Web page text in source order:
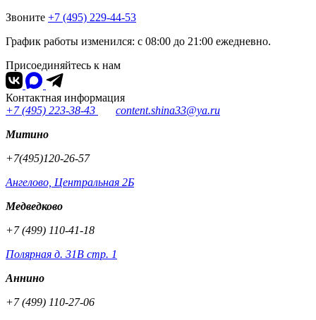
Звоните +7 (495) 229-44-53
График работы изменился: с 08:00 до 21:00 ежедневно.
Присоединяйтесь к нам
Контактная информация
+7 (495) 223-38-43
content.shina33@ya.ru
Митино
+7(495)120-26-57
Ангелово, Центральная 2Б
Медведково
+7 (499) 110-41-18
Полярная д. 31В стр. 1
Аннино
+7 (499) 110-27-06